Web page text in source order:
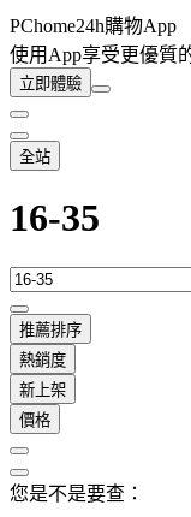
PChome24h購物App
使用App享受更優質
立即體驗
全站
16-35
推薦排序
熱銷度
新上架
價格
您是不是要查：